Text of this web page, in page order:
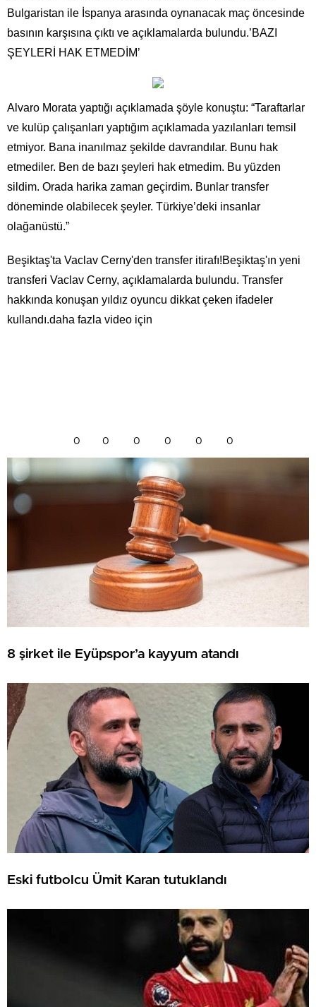
Bulgaristan ile İspanya arasında oynanacak maç öncesinde
basının karşısına çıktı ve açıklamalarda bulundu.’BAZI
ŞEYLERİ HAK ETMEDİM’
Alvaro Morata yaptığı açıklamada şöyle konuştu: “Taraftarlar
ve kulüp çalışanları yaptığım açıklamada yazılanları temsil
etmiyor. Bana inanılmaz şekilde davrandılar. Bunu hak
etmediler. Ben de bazı şeyleri hak etmedim. Bu yüzden
sildim. Orada harika zaman geçirdim. Bunlar transfer
döneminde olabilecek şeyler. Türkiye’deki insanlar
olağanüstü.”
Beşiktaş'ta Vaclav Cerny'den transfer itirafı!Beşiktaş'ın yeni
transferi Vaclav Cerny, açıklamalarda bulundu. Transfer
hakkında konuşan yıldız oyuncu dikkat çeken ifadeler
kullandı.daha fazla video için
0 0 0 0 0 0
8 şirket ile Eyüpspor’a kayyum atandı
Eski futbolcu Ümit Karan tutuklandı